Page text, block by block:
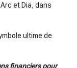
et Dia, dans
ultime de
financiers pour